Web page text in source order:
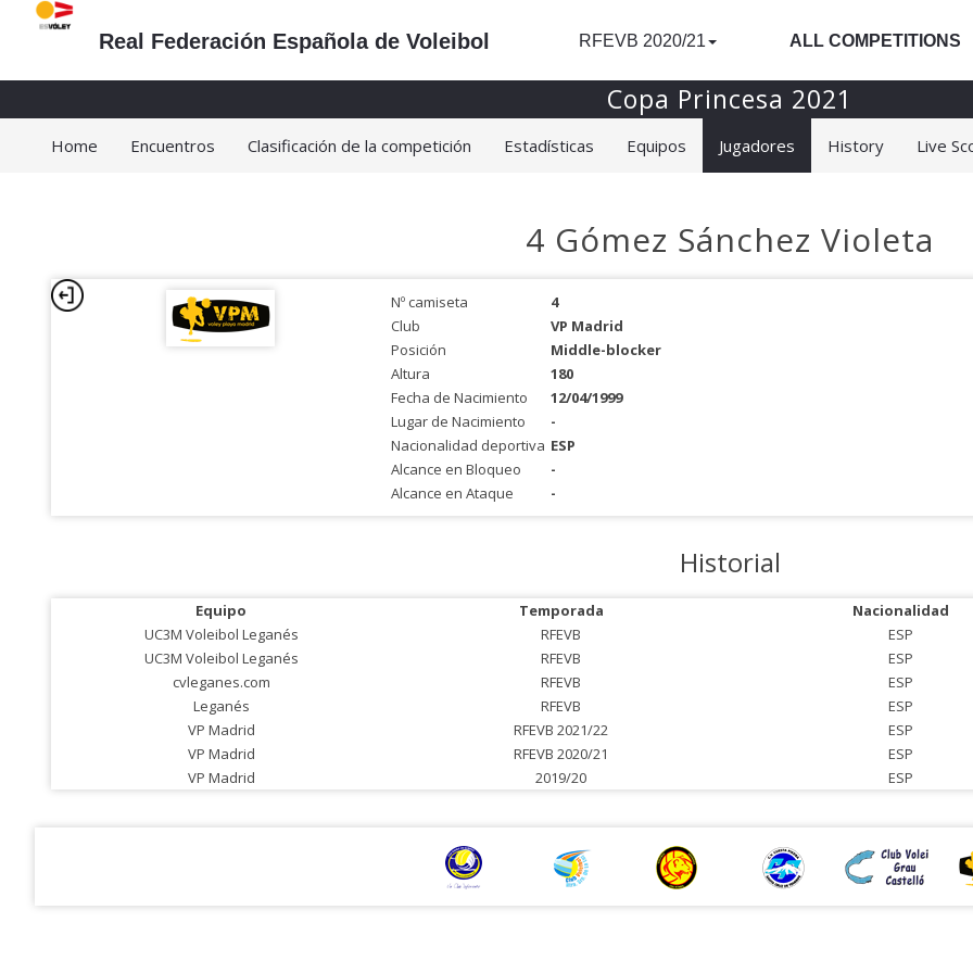
Real Federación Española de Voleibol RFEVB 2020/21 ALL COMPETITIONS
Copa Princesa 2021
Home Encuentros Clasificación de la competición Estadísticas Equipos Jugadores History Live
4 Gómez Sánchez Violeta
Nº camiseta
4
Club
VP Madrid
Posición
Middle-blocker
Altura
180
Fecha de Nacimiento
12/04/1999
Lugar de Nacimiento
-
Nacionalidad deportiva ESP
Alcance en Bloqueo
-
Alcance en Ataque
-
Historial
Equipo Temporada
Nacionalidad
UC3M Voleibol Leganés
RFEVB
ESP
UC3M Voleibol Leganés
RFEVB
ESP
cvleganes.com
RFEVB
ESP
Leganés
RFEVB
ESP
VP Madrid
RFEVB 2021/22
ESP
VP Madrid
RFEVB 2020/21
ESP
VP Madrid
2019/20 ESP